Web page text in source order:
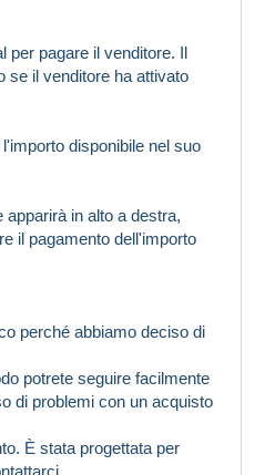
per pagare il venditore. Il
se il venditore ha attivato
disponibile nel suo
in alto a destra,
il pagamento dell'importo
perché abbiamo deciso di
potrete seguire facilmente
di problemi con un acquisto
È stata progettata per